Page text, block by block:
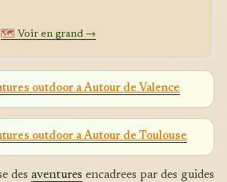
🗺️ Voir en grand →
outdoor a Autour de Valence
outdoor a Autour de Toulouse
des aventures encadrees par des guides